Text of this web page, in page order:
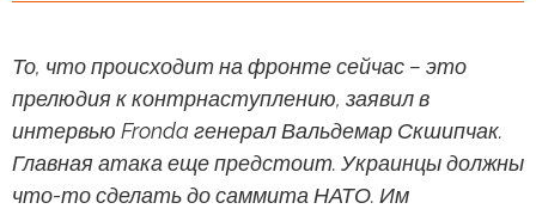
То, что происходит на фронте сейчас – это
прелюдия к контрнаступлению, заявил в
интервью Fronda генерал Вальдемар Скшипчак.
Главная атака еще предстоит. Украинцы должны
что-то сделать до саммита НАТО. Им